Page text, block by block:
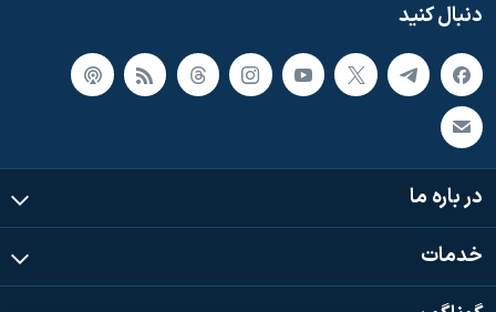
دنبال کنید
در باره ما
خدمات